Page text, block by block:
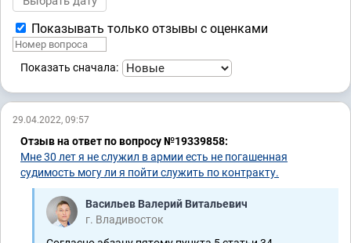
Показывать только отзывы с оценками
Показать сначала:
29.04.2022, 09:57
Отзыв на ответ по вопросу №19339858:
Мне 30 лет я не служил в армии есть не погашенная
судимость могу ли я пойти служить по контракту.
Васильев Валерий Витальевич
г. Владивосток